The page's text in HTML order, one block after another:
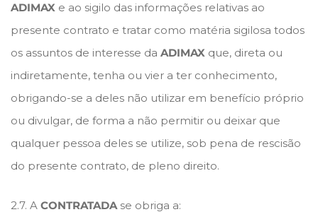
ADIMAX e ao sigilo das informações relativas ao
presente contrato e tratar como matéria sigilosa todos
os assuntos de interesse da ADIMAX que, direta ou
indiretamente, tenha ou vier a ter conhecimento,
obrigando-se a deles não utilizar em benefício próprio
ou divulgar, de forma a não permitir ou deixar que
qualquer pessoa deles se utilize, sob pena de rescisão
do presente contrato, de pleno direito.
2.7. A CONTRATADAse obriga a: